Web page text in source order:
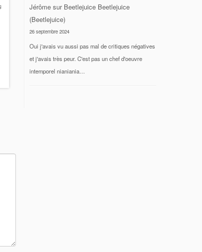
Jérôme sur Beetlejuice Beetlejuice
(Beetlejuice)
26 septembre 2024
Oui j'avais vu aussi pas mal de critiques négatives
et j'avais très peur. C'est pas un chef d'oeuvre
intemporel nianiania…